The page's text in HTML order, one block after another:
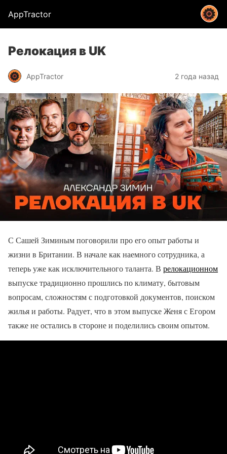
AppTractor
Релокация в UK
AppTractor 2 года назад
С Сашей Зиминым поговорили про его опыт работы и
жизни в Британии. В начале как наемного сотрудника, а
теперь уже как исключительного таланта. В релокационном
выпуске традиционно прошлись по климату, бытовым
вопросам, сложностям с подготовкой документов, поиском
жилья и работы. Радует, что в этом выпуске Женя с Егором
также не остались в стороне и поделились своим опытом.